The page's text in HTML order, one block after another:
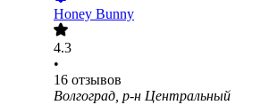
Honey Bunny
4.3
•
16 отзывов
Волгоград, р-н Центральный